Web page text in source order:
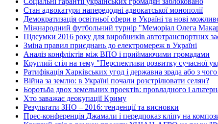
Стан адвокатури напередодні адвокатської монополії
Демократизація освітньої сфери в Україні та нові
Міжнародний футбольний турнір "Меморіал Олега
Підсумки 2016 року для виробників автотранспортних
Зміна правил приєднань до електромереж в Україні
Аналіз конфліктів між ВПО і приймаючими громадами
Круглий стіл на тему "Перспективи розвитку сучасної
Ратифікація Харківських угод і державна зрада або з
Війна за землю: в Україні почали розстрілювати селян?
Боротьба двох земельних проектів: провладного і
Хто заважає деокупації Криму
Результати ЗНО – 2016: тенденції та висновки
Прес-конференція Джамали і передпоказ кліпу на